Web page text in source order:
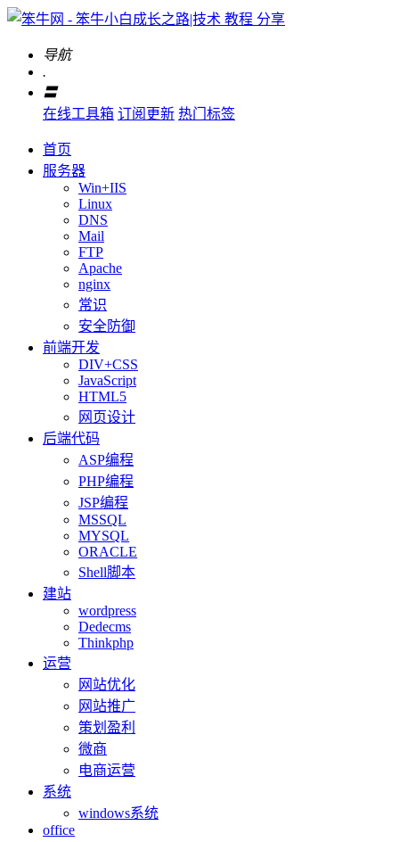
导航
.
〓
在线工具箱 订阅更新 热门标签
首页
服务器
Win+IIS
Linux
DNS
Mail
FTP
Apache
nginx
常识
安全防御
前端开发
DIV+CSS
JavaScript
HTML5
网页设计
后端代码
ASP编程
PHP编程
JSP编程
MSSQL
MYSQL
ORACLE
Shell脚本
建站
wordpress
Dedecms
Thinkphp
运营
网站优化
网站推广
策划盈利
微商
电商运营
系统
windows系统
office